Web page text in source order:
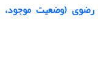
(وضعیت موجود،